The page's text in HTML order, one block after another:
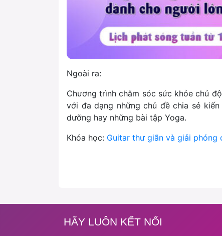
Ngoài ra:
Chương trình chăm sóc sức khỏe chủ
với đa dạng những chủ đề chia sẻ
dưỡng hay những bài tập Yoga.
Khóa học: Guitar thư giãn và giải
HÃY LUÔN KẾT NỐI